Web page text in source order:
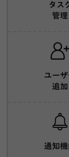
タス
管理
ユー
追加
通知